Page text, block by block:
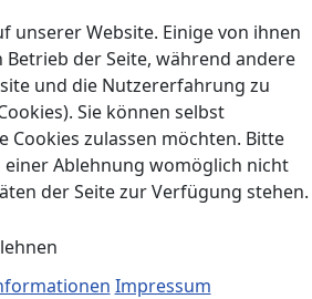
unserer Website. Einige von ihnen
der Seite, während andere
und die Nutzererfahrung zu
Sie können selbst
Cookies zulassen möchten. Bitte
einer Ablehnung womöglich nicht
der Seite zur Verfügung stehen.
Impressum